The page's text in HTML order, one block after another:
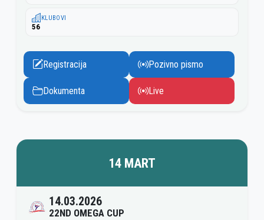
KLUBOVI
56
Registracija Pozivno pismo
Dokumenta Live
14 MART
14.03.2026
22ND OMEGA CUP